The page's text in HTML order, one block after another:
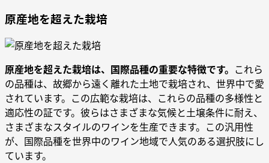
原産地を超えた栽培
原産地を超えた栽培は、国際品種の重要な特徴です。 これら
の品種は、故郷から遠く離れた土地で栽培され、世界中で愛
されています。この広範な栽培は、これらの品種の多様性と
適応性の証です。彼らはさまざまな気候と土壌条件に耐え、
さまざまなスタイルのワインを生産できます。この汎用性
が、国際品種を世界中のワイン地域で人気のある選択肢にし
ています。